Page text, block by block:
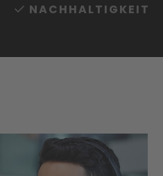
NACHHALTIG­KEIT